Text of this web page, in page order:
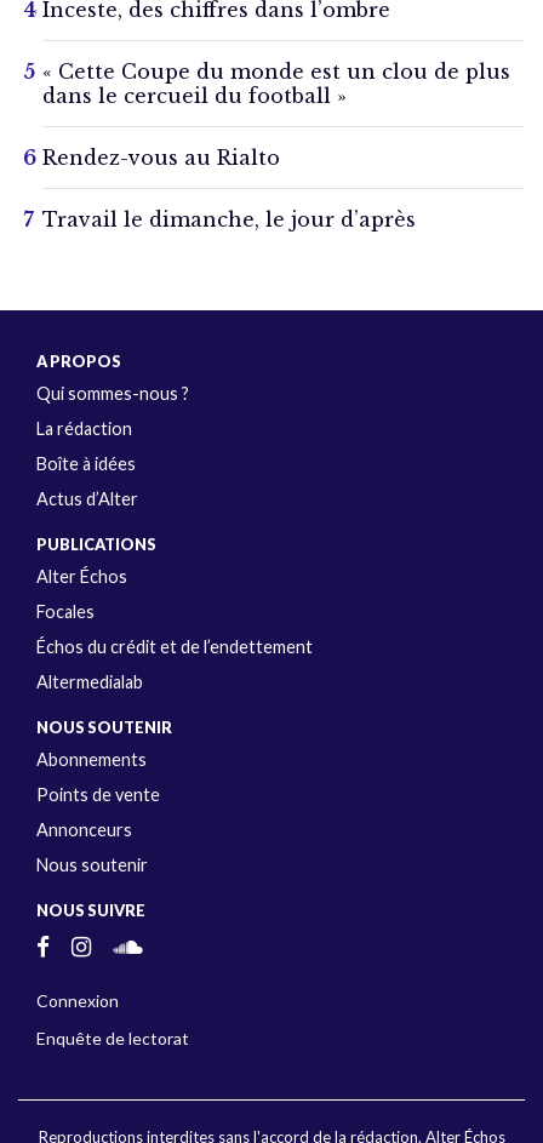
Inceste, des chiffres dans l’ombre
« Cette Coupe du monde est un clou de plus
dans le cercueil du football »
Rendez-vous au Rialto
Travail le dimanche, le jour d’après
A PROPOS
Qui sommes-nous ?
La rédaction
Boîte à idées
Actus d’Alter
PUBLICATIONS
Alter Échos
Focales
Échos du crédit et de l’endettement
Altermedialab
NOUS SOUTENIR
Abonnements
Points de vente
Annonceurs
Nous soutenir
NOUS SUIVRE
Connexion
Enquête de lectorat
Reproductions interdites sans l'accord de la rédaction. Alter Échos